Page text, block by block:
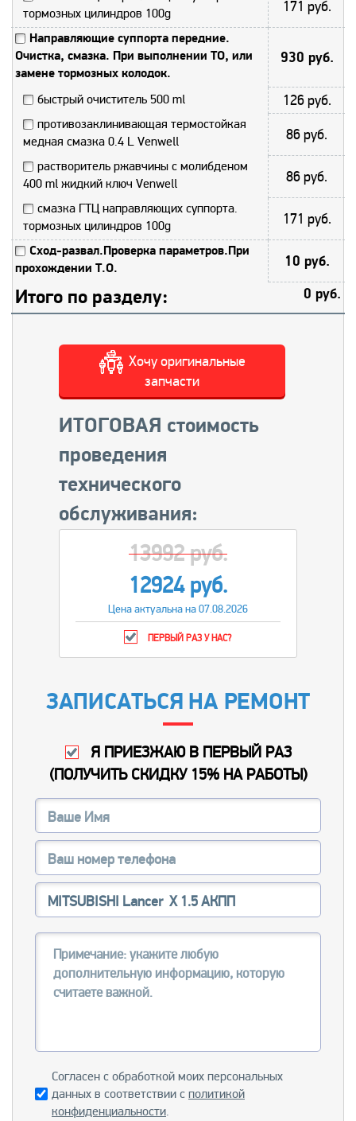
тормозных цилиндров 100g
171 руб.
Направляющие суппорта передние.
Очистка, смазка. При выполнении ТО, или
замене тормозных колодок.
930 руб.
быстрый очиститель 500 ml 126 руб.
противозаклинивающая термостойкая
медная смазка 0.4 L Venwell
86 руб.
растворитель ржавчины с молибденом
400 ml жидкий ключ Venwell
86 руб.
смазка ГТЦ направляющих суппорта.
тормозных цилиндров 100g
171 руб.
Сход-развал.Проверка параметров.При
прохождении Т.О.
10 руб.
Итого по разделу: 0 руб.
ИТОГОВАЯ стоимость
проведения
технического
обслуживания:
Хочу оригинальные
запчасти
13992 руб.
12924 руб.
Цена актуальна на 07.08.2026
ПЕРВЫЙ РАЗ У НАС?
ЗАПИСАТЬСЯ НА РЕМОНТ
Я ПРИЕЗЖАЮ В ПЕРВЫЙ РАЗ
(ПОЛУЧИТЬ СКИДКУ 15% НА РАБОТЫ)
Согласен с обработкой моих персональных
данных в соответствии с политикой
конфиденциальности.